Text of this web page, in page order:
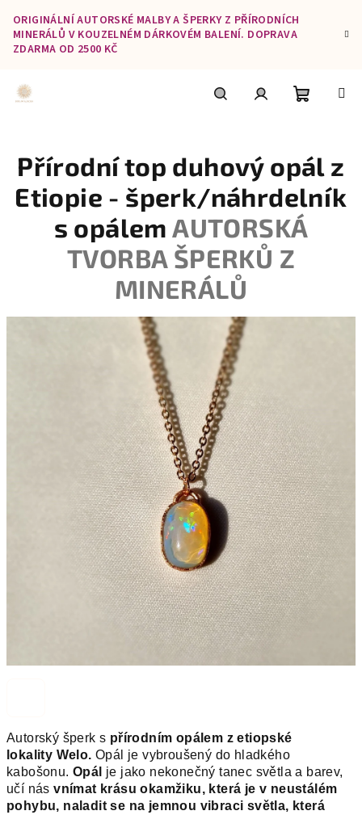
obsah
ORIGINÁLNÍ AUTORSKÉ MALBY A ŠPERKY Z PŘÍRODNÍCH
MINERÁLŮ V KOUZELNÉM DÁRKOVÉM BALENÍ. DOPRAVA
ZDARMA OD 2500 KČ
košík
Autorský šperk s přírodním opálem z etiopské
lokality Welo.Opál je vybroušený do hladkého
kabošonu. Opál je jako nekonečný tanec světla a barev,
učí násvnímat krásu okamžiku, která je v neustálém
pohybu, naladit se na jemnou vibraci světla, která
Přírodní top duhový opál z
Etiopie - šperk/náhrdelník
s opálemAUTORSKÁ
TVORBA ŠPERKŮ Z
MINERÁLŮ